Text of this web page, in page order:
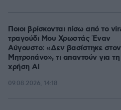
Ποιοι βρίσκονται πίσω από το
τραγούδι Μου Χρωστάς Έναν
Αύγουστο: «Δεν βασίστηκε στον
Μητροπάνο», τι απαντούν για τη
χρήση AI
09.08.2026, 14:18